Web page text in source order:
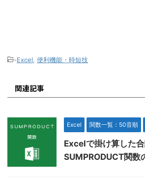
-Excel, 便利機能・時短技
関連記事
Excel 関数一覧：50音順
Excelで掛け算した
SUMPRODUCT関数